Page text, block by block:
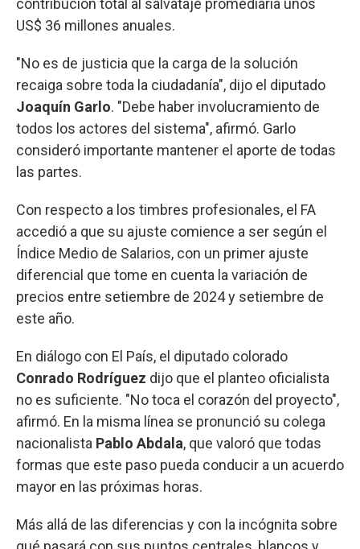
contribución total al salvataje promediaría unos
US$ 36 millones anuales.
"No es de justicia que la carga de la solución
recaiga sobre toda la ciudadanía", dijo el diputado
Joaquín Garlo. "Debe haber involucramiento de
todos los actores del sistema", afirmó. Garlo
consideró importante mantener el aporte de todas
las partes.
Con respecto a los timbres profesionales, el FA
accedió a que su ajuste comience a ser según el
Índice Medio de Salarios, con un primer ajuste
diferencial que tome en cuenta la variación de
precios entre setiembre de 2024 y setiembre de
este año.
En diálogo con El País, el diputado colorado
Conrado Rodríguez dijo que el planteo oficialista
no es suficiente. "No toca el corazón del proyecto",
afirmó. En la misma línea se pronunció su colega
nacionalista Pablo Abdala, que valoró que todas
formas que este paso pueda conducir a un acuerdo
mayor en las próximas horas.
Más allá de las diferencias y con la incógnita sobre